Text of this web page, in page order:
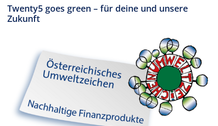
Twenty5 goes green – für deine und unsere
Zukunft